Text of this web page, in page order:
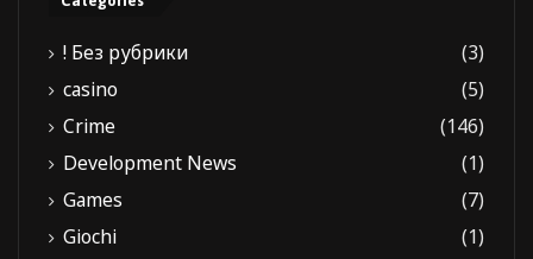
! Без рубрики
(3)
casino
(5)
Crime
(146)
Development News
(1)
Games
(7)
Giochi
(1)